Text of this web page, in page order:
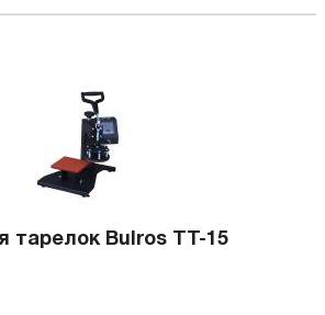
тарелок Bulros TT-15